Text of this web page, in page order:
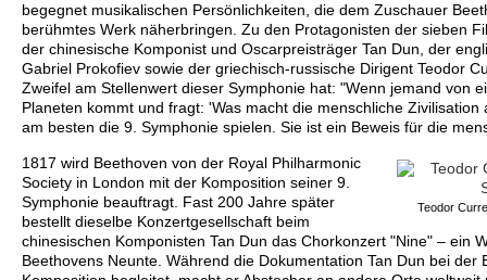
begegnet musikalischen Persönlichkeiten, die dem Zuschauer
berühmtes Werk näherbringen. Zu den Protagonisten der sieben
der chinesische Komponist und Oscarpreisträger Tan Dun, der
Gabriel Prokofiev sowie der griechisch-russische Dirigent Teodor
Zweifel am Stellenwert dieser Symphonie hat: "Wenn jemand von
Planeten kommt und fragt: 'Was macht die menschliche Zivilisation
am besten die 9. Symphonie spielen. Sie ist ein Beweis für die
Teodor
1817 wird Beethoven von der Royal Philharmonic
Society in London mit der Komposition seiner 9.
Symphonie beauftragt. Fast 200 Jahre später
bestellt dieselbe Konzertgesellschaft beim
chinesischen Komponisten Tan Dun das Chorkonzert "Nine" – ein
Beethovens Neunte. Während die Dokumentation Tan Dun bei der